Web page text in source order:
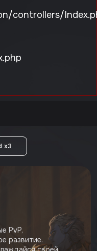
controllers/
x3
PvP,
развитие.